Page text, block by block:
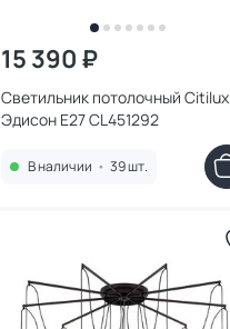
15 390 ₽
Светильник потолочный Citilux
Эдисон E27 CL451292
В наличии • 39 шт.